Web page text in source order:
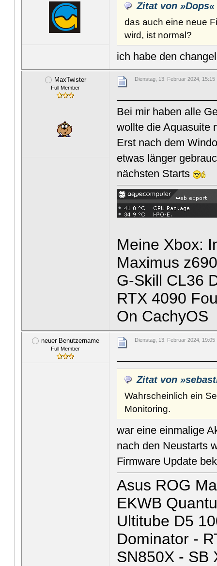
Zitat von »Dops«
das auch eine neue
wird, ist normal?
ich habe den
MaxTwister
Full Member
Dienstag, 13. Februar 2024, 15:15
Bei mir haben alle
wollte die Aquasuite
Erst nach dem
etwas länger
nächsten Starts
Meine Xbox:
Maximus
G-Skill CL36
RTX 4090
On CachyOS
neuer Benutzername
Full Member
Dienstag, 13. Februar 2024, 19:05
Zitat von
Wahrscheinlich ein
Monitoring.
war eine einmalige
nach den Neustarts
Firmware Update
Asus ROG
EKWB
Ultitube D5
Dominator -
SN850X - SB